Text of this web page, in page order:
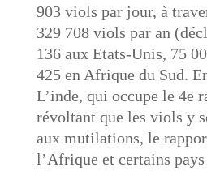
903 viols par jour, à
329 708 viols par an
136 aux Etats-Unis, 75
425 en Afrique du Sud.
L’inde, qui occupe le 4e
révoltant que les viols y
aux mutilations, le
l’Afrique et certains